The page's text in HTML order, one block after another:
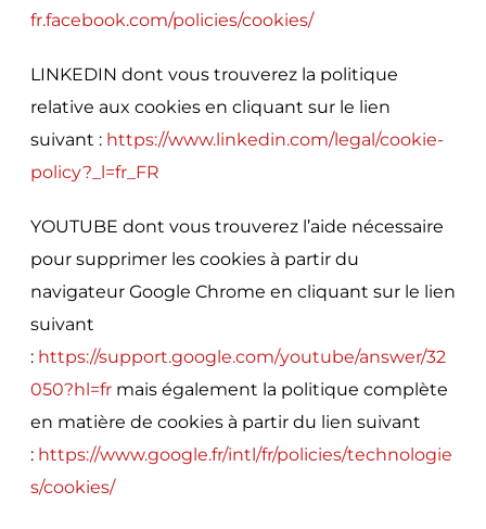
fr.facebook.com/policies/cookies/
LINKEDIN dont vous trouverez la politique
relative aux cookies en cliquant sur le lien
suivant : https://www.linkedin.com/legal/cookie-
policy?_l=fr_FR
YOUTUBE dont vous trouverez l’aide nécessaire
pour supprimer les cookies à partir du
navigateur Google Chrome en cliquant sur le lien
suivant
: https://support.google.com/youtube/answer/32
050?hl=frmais également la politique complète
en matière de cookies à partir du lien suivant
: https://www.google.fr/intl/fr/policies/technologie
s/cookies/